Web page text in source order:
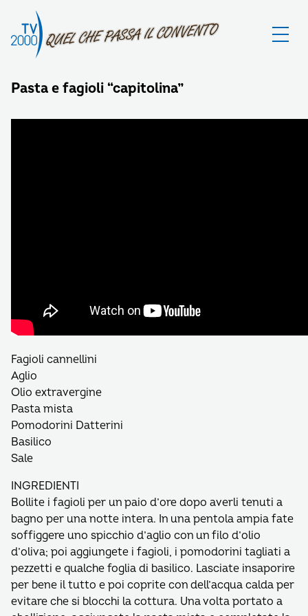
Pasta e fagioli “capitolina”
Fagioli cannellini
Aglio
Olio extravergine
Pasta mista
Pomodorini Datterini
Basilico
Sale
INGREDIENTI
Bollite i fagioli per un paio d’ore dopo averli tenuti a
bagno per una notte intera. In una pentola ampia fate
soffiggere uno spicchio d’aglio con un filo d’olio
d’oliva; poi aggiungete i fagioli, i pomodorini tagliati a
pezzetti e qualche foglia di basilico. Lasciate insaporire
per bene il tutto e poi coprite con dell’acqua calda per
evitare che si blocchi la cottura. Una volta portato a